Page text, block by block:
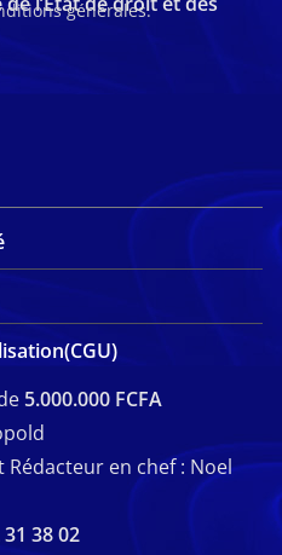
générales.
5.000.000 FCFA
en chef : Noel
38 02